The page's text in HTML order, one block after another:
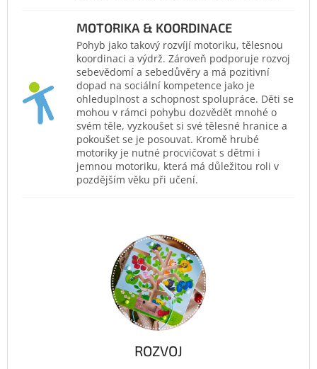
MOTORIKA & KOORDINACE
Pohyb jako takový rozvíjí motoriku, tělesnou
koordinaci a výdrž. Zároveň podporuje rozvoj
sebevědomí a sebedůvěry a má pozitivní
dopad na sociální kompetence jako je
ohleduplnost a schopnost spolupráce. Děti se
mohou v rámci pohybu dozvědět mnohé o
svém těle, vyzkoušet si své tělesné hranice a
pokoušet se je posouvat. Kromě hrubé
motoriky je nutné procvičovat s dětmi i
jemnou motoriku, která má důležitou roli v
pozdějším věku při učení.
ROZVOJ